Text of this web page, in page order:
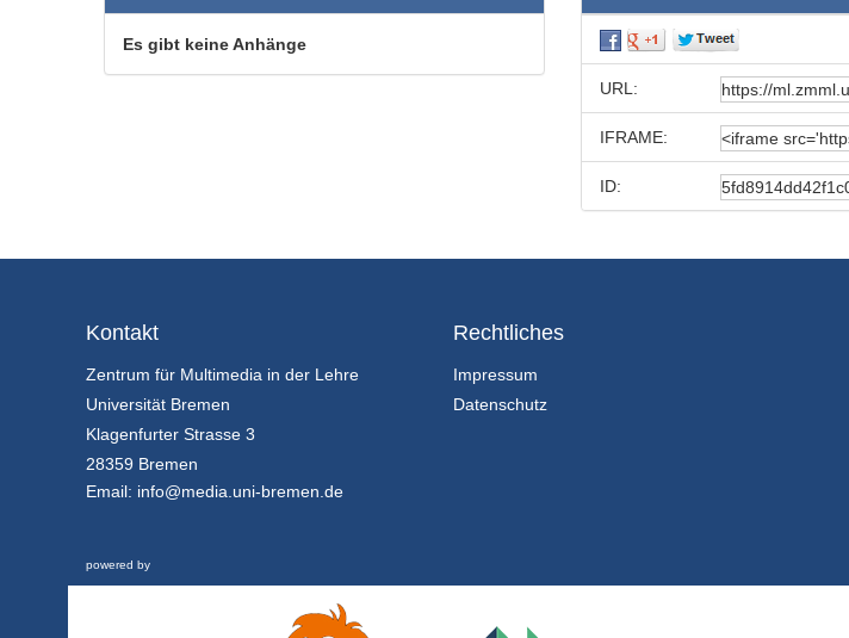
Es gibt keine Anhänge
URL:
IFRAME:
ID:
Kontakt
Zentrum für Multimedia in der Lehre
Universität Bremen
Klagenfurter Strasse 3
28359 Bremen
Email: info@media.uni-bremen.de
Rechtliches
Impressum
Datenschutz
powered by